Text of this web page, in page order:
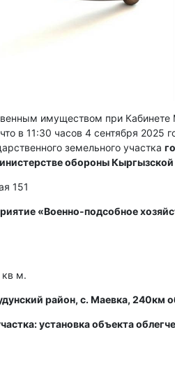
имуществом при
в 11:30 часов 4 сентября 2025
земельного участка
обороны Кыргызской
151
«Военно-подсобное
м.
район, с. Маевка, 240км
установка объекта